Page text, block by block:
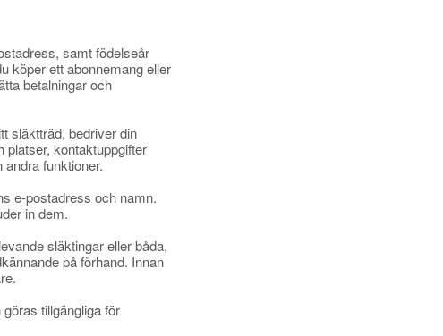
samt födelseår
köper ett abonnemang eller
betalningar och
släktträd, bedriver din
platser, kontaktuppgifter
funktioner.
e-postadress och namn.
in dem.
släktingar eller båda,
på förhand. Innan
tillgängliga för